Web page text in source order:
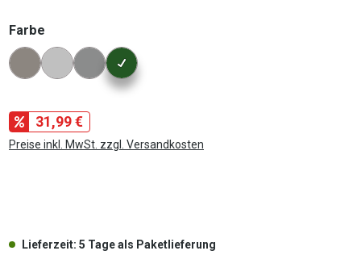
Farbe
Konfigurator Farbe
31,99 €
Preise inkl. MwSt. zzgl. Versandkosten
Lieferzeit: 5 Tage als Paketlieferung